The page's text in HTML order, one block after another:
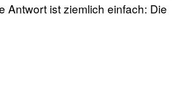
Antwort ist ziemlich einfach: Die